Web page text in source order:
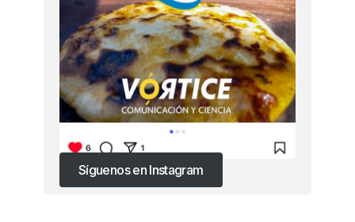
Síguenos en Instagram